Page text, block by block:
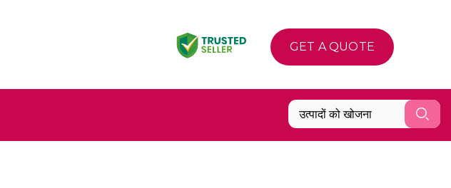
GET A QUOTE